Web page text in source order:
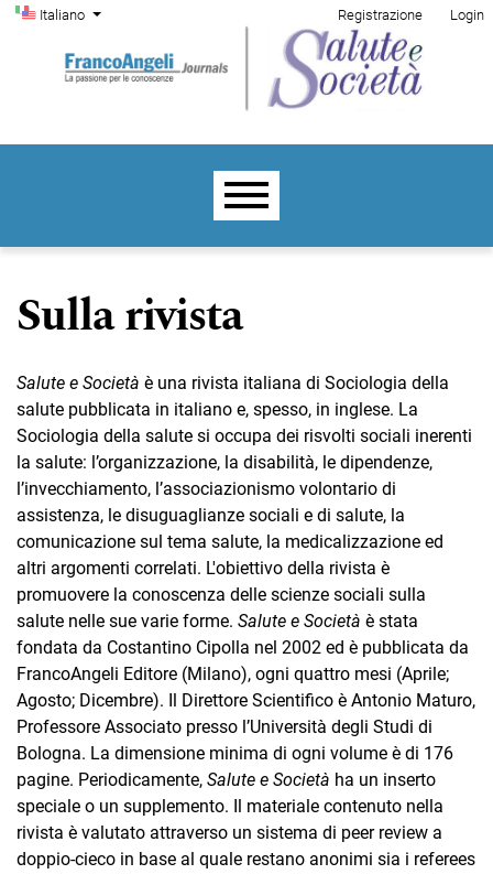
Salta al menu principale di navigazione
Salta al contenuto principale
Salta al piè di pagina del sito
Cambia la lingua. La lingua corrente è:
Italiano
Menu di amministrazione
Registrazione Login
Menu principale
Sulla rivista
Salute e Società è una rivista italiana di Sociologia della
salute pubblicata in italiano e, spesso, in inglese. La
Sociologia della salute si occupa dei risvolti sociali inerenti
la salute: l’organizzazione, la disabilità, le dipendenze,
l’invecchiamento, l’associazionismo volontario di
assistenza, le disuguaglianze sociali e di salute, la
comunicazione sul tema salute, la medicalizzazione ed
altri argomenti correlati. L'obiettivo della rivista è
promuovere la conoscenza delle scienze sociali sulla
salute nelle sue varie forme. Salute e Società è stata
fondata da Costantino Cipolla nel 2002 ed è pubblicata da
FrancoAngeli Editore (Milano), ogni quattro mesi (Aprile;
Agosto; Dicembre). Il Direttore Scientifico è Antonio Maturo,
Professore Associato presso l’Università degli Studi di
Bologna. La dimensione minima di ogni volume è di 176
pagine. Periodicamente, Salute e Società ha un inserto
speciale o un supplemento. Il materiale contenuto nella
rivista è valutato attraverso un sistema di peer review a
doppio-cieco in base al quale restano anonimi sia i referees